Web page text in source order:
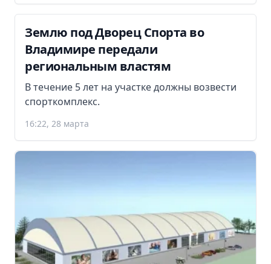
Землю под Дворец Спорта во
Владимире передали
региональным властям
В течение 5 лет на участке должны возвести
спорткомплекс.
16:22, 28 марта